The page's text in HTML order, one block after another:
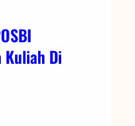
Kuliah Di